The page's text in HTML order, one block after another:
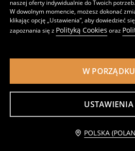
naszej oferty indywidualnie do Twoich potrzeb.
W dowolnym momencie, możesz dokonać
klikając opcję „Ustawienia”, aby dowiedzieć
zapoznania się z Polityką Cookies oraz
USTAWIENIA
W PORZĄDKU
POLSKA
39
98 - 140